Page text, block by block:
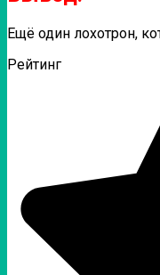
Ещё один лохотрон,
Рейтинг